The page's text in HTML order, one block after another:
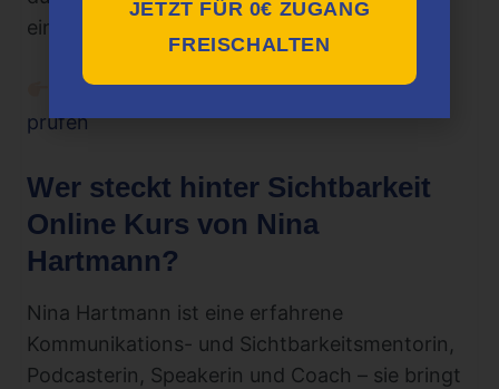
eingeschlossen) Gold wert.
Klicke jetzt hier um den aktuellen Preis zu
prüfen
Wer steckt hinter Sichtbarkeit
Online Kurs von Nina
Hartmann?
Nina Hartmann ist eine erfahrene
Kommunikations- und Sichtbarkeitsmentorin,
Podcasterin, Speakerin und Coach – sie bringt
JETZT FÜR 0€ ZUGANG
FREISCHALTEN